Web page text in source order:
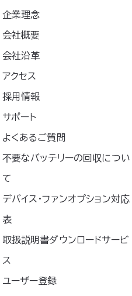
企業理念
会社概要
会社沿革
アクセス
採用情報
サポート
よくあるご質問
不要なバッテリーの回収につい
て
デバイス・ファンオプション対応
表
取扱説明書ダウンロードサービ
ス
ユーザー登録